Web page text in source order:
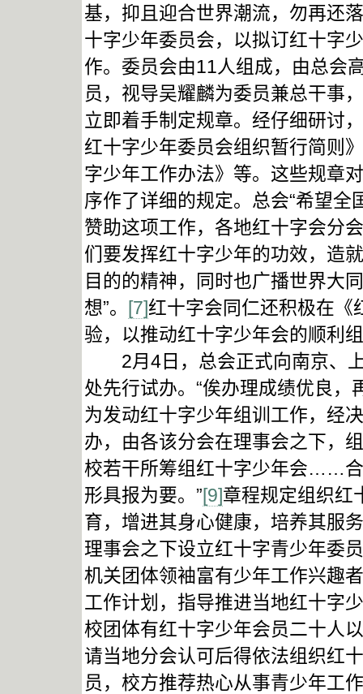
基，抑且迎合世界潮流，勿再还
十字少年委员会，以拟订红十字
作。委员会由11人组成，由总会
员，视导吴耀麟为委员兼总干事
立即着手制定规章。经仔细研讨
红十字少年委员会组织暂行简则
字少年工作办法》等。这些规章
序作了详细的规定。总会“希望
赞助这项工作，各地红十字会分
们要发挥红十字少年的功效，造
目的的精神，同时也广播世界大
想”。 [7]红十字会同仁还积极在《
验，以推动红十字少年会的顺利
2月4日，总会正式向南京、上
处先行试办。“俟办理成绩优良，
为发动红十字少年组训工作，经
办，由各该分会在理事会之下，
校若干所筹组红十字少年会……
形具报为要。”[9]章程规定组织红
育，增进其身心健康，培养其服
理事会之下设立红十字青少年委
机关团体领袖富有少年工作兴趣
工作计划，指导推进当地红十字
校团体有红十字少年会员二十人
请当地分会认可后得依法组织红
员，校方推荐热心从事青少年工